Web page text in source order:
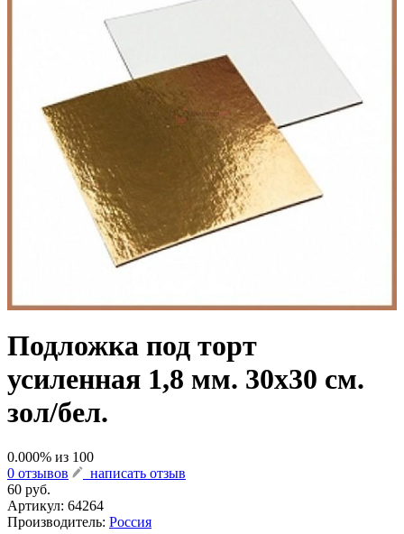
Подложка под торт
усиленная 1,8 мм. 30х30 см.
зол/бел.
0.000% из 100
0 отзывов
написать отзыв
60 руб.
Артикул: 64264
Производитель: Россия